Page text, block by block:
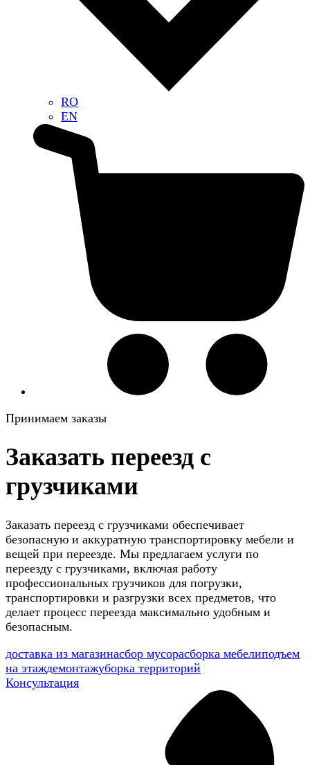
RO
EN
Принимаем заказы
Заказать переезд с
грузчиками
Заказать переезд с грузчиками обеспечивает
безопасную и аккуратную транспортировку мебели и
вещей при переезде. Мы предлагаем услуги по
переезду с грузчиками, включая работу
профессиональных грузчиков для погрузки,
транспортировки и разгрузки всех предметов, что
делает процесс переезда максимально удобным и
безопасным.
доставка из магазинасбор мусорасборка мебелиподъем
на этаждемонтажуборка территорий
Консультация